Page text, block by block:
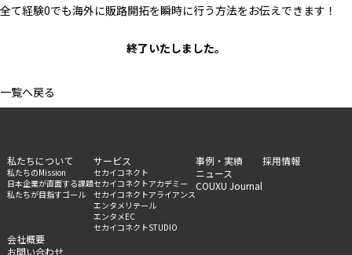
全て経験0でも海外に販路開拓を瞬時に行う方法をお伝えできます！
終了いたしました。
一覧へ戻る
私たちについて
私たちのMission
日本企業が直面する課題
私たちが目指すゴール
サービス
セカイコネクト
セカイコネクトアカデミー
セカイコネクトアライアンス
エンタメリテール
エンタメEC
セカイコネクトSTUDIO
事例・実績
ニュース
COUXU Journal
採用情報
会社概要
お問い合わせ